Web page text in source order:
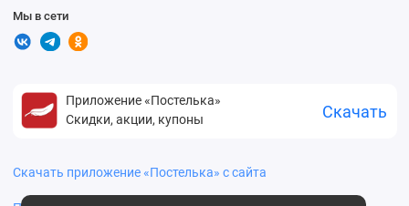
Мы в сети
Приложение «Постелька»
Скидки, акции, купоны
Скачать
Скачать приложение «Постелька» с сайта